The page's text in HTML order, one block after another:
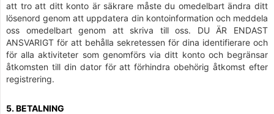
att tro att ditt konto är säkrare måste du omedelbart ändra ditt
lösenord genom att uppdatera din kontoinformation och meddela
oss omedelbart genom att skriva till oss. DU ÄR ENDAST
ANSVARIGT för att behålla sekretessen för dina identifierare och
för alla aktiviteter som genomförs via ditt konto och begränsar
åtkomsten till din dator för att förhindra obehörig åtkomst efter
registrering.
5. BETALNING